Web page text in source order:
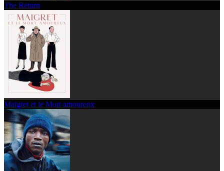
The Return
Maigret et le Mort amoureux